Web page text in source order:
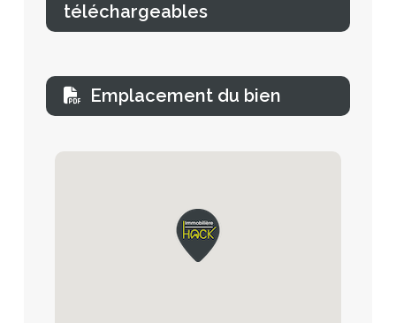
téléchargeables
Emplacement du bien